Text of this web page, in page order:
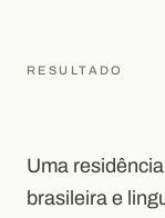
RESULTADO
Uma
brasileira e